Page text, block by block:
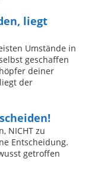
liegt
Umstände in
geschaffen
deiner
der
NICHT zu
Entscheidung.
getroffen